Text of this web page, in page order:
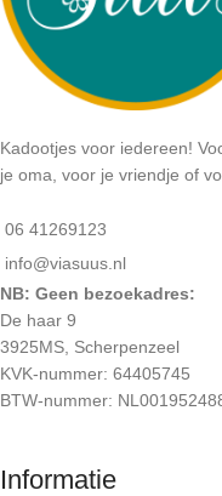
Kadootjes voor iedereen!
je oma, voor je vriendje of
06 41269123
info@viasuus.nl
NB: Geen bezoekadres:
De haar 9
3925MS, Scherpenzeel
KVK-nummer: 64405745
BTW-nummer:
Informatie